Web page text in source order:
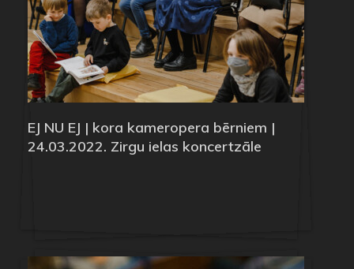
EJ NU EJ | kora kameropera bērniem |
24.03.2022. Zirgu ielas koncertzāle